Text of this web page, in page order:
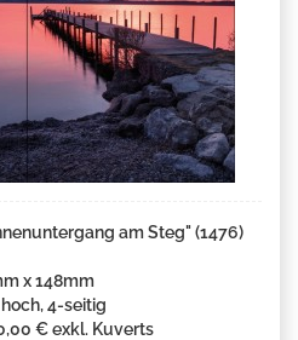
am Steg" (1476)
x 148mm
hoch, 4-seitig
€ exkl. Kuverts